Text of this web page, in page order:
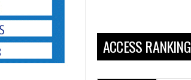
ACCESS RANKING